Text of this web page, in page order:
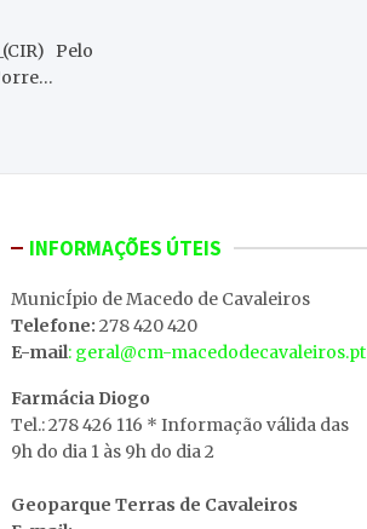
Pelo
INFORMAÇÕES ÚTEIS
MunicÍpio de Macedo de Cavaleiros
Telefone: 278 420 420
E-mail: geral@cm-macedodecavaleiros.pt
Farmácia Diogo
Tel.: 278 426 116 * Informação válida das
9h do dia 1 às 9h do dia 2
Geoparque Terras de Cavaleiros